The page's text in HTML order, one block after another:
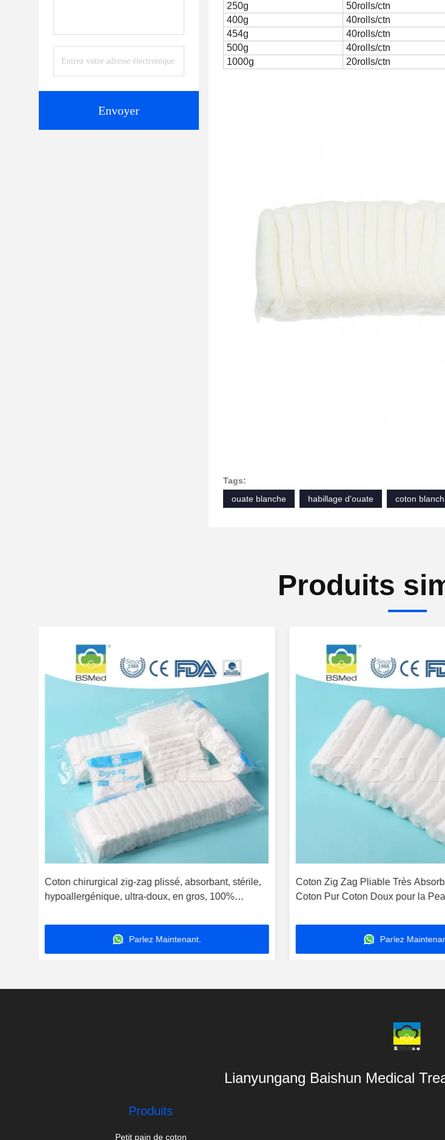
Envoyer
250g
50rolls/ctn
400g
40rolls/ctn
454g
40rolls/ctn
500g
40rolls/ctn
1000g
20rolls/ctn
Tags:
ouate blanche
habillage d'ouate coton
Produits
Coton chirurgical zig-zag plissé, absorbant, stérile,
hypoallergénique, ultra-doux, en gros, 100%
l'environnement, fournisseur de coton médical
absorbant, tissu de coton zig-zag
Parlez Maintenant.
Coton Zig Zag Pliable Très
Coton Pur Coton Doux pour la
Absorbant Fournisseur de Coton
Parlez
Lianyungang Baishun Medical
Produits
Petit pain de coton